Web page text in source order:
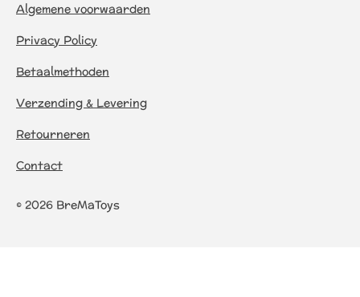
Algemene voorwaarden
Privacy Policy
Betaalmethoden
Verzending & Levering
Retourneren
Contact
© 2026 BreMaToys